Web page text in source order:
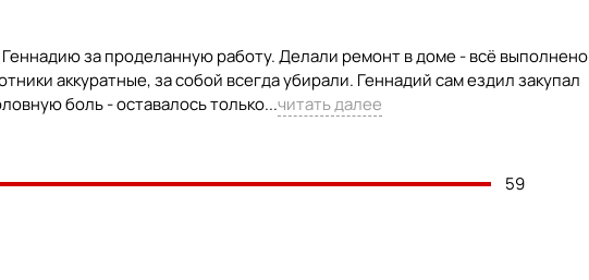
за проделанную работу. Делали ремонт в доме - всё выполнено
аккуратные, за собой всегда убирали. Геннадий сам ездил закупал
боль - оставалось только...читать далее
59